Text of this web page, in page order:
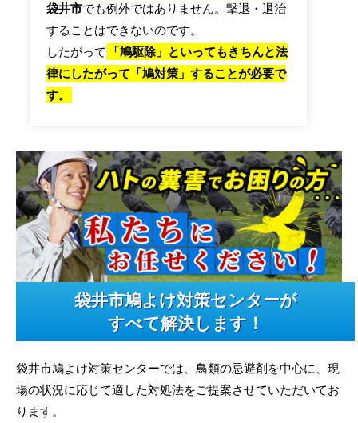
袋井市でも例外ではありません。撃退・退治
することはできないのです。
したがって
「鳩駆除」といってもきちんと法
律にしたがって「鳩対策」することが必要で
す。
袋井市鳩よけ対策センターが
すべて解決します！
袋井市鳩よけ対策センターでは、鳥類の忌避剤を中心に、現
場の状況に応じて適した対処法をご提案させていただいてお
ります。